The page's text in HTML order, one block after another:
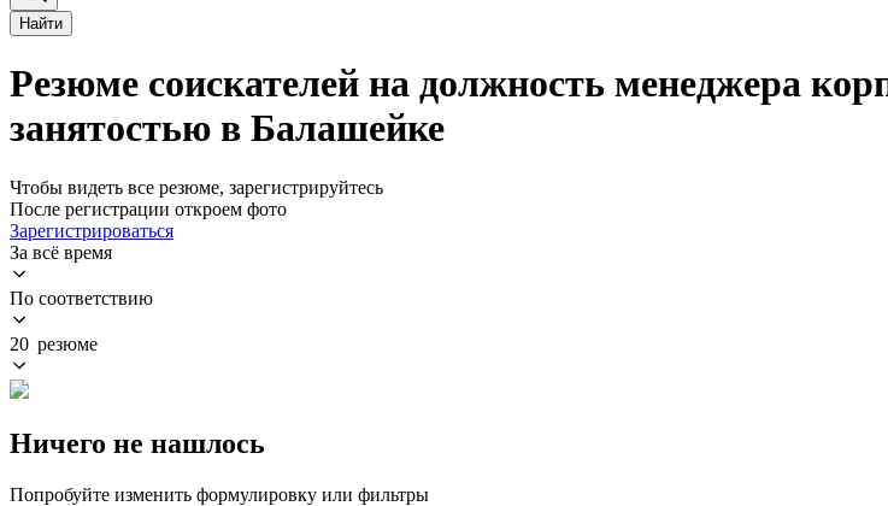
Найти
Резюме соискателей на должность менеджера
занятостью в Балашейке
Чтобы видеть все резюме, зарегистрируйтесь
После регистрации откроем фото
Зарегистрироваться
За всё время
По соответствию
20 резюме
Ничего не нашлось
Попробуйте изменить формулировку или фильтры